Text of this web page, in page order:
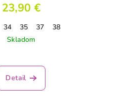
23,90 €
34 35 37
38
Skladom
Detail